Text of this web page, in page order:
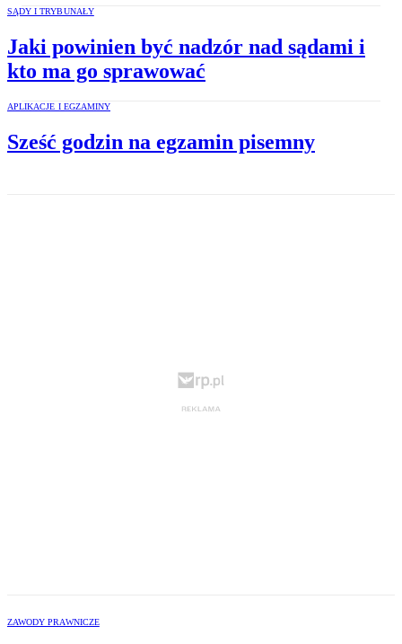
SĄDY I TRYBUNAŁY
Jaki powinien być nadzór nad sądami i
kto ma go sprawować
APLIKACJE I EGZAMINY
Sześć godzin na egzamin pisemny
ZAWODY PRAWNICZE